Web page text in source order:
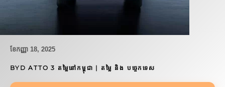
ខែ​កញ្ញា 18, 2025
BYD ATTO 3 តម្លៃនៅកម្ពុជា | តម្លៃ និង បច្ចេកទេស